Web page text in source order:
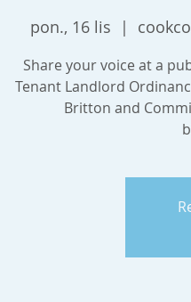
pon., 16 lis
  |
Share your voice at a
Tenant Landlord
Britton and